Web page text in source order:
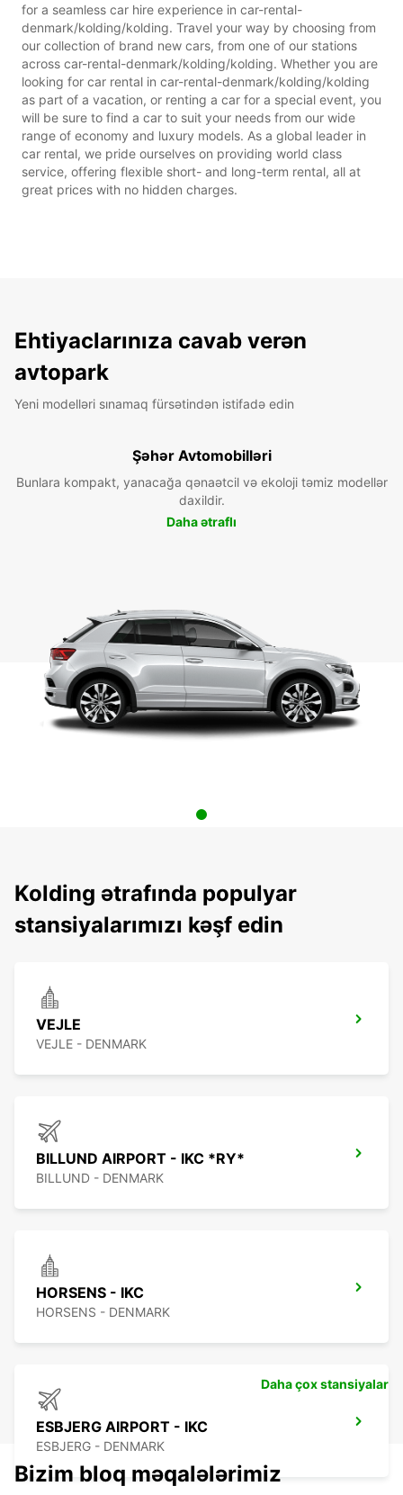
for a seamless car hire experience in car-rental-
denmark/kolding/kolding. Travel your way by choosing from
our collection of brand new cars, from one of our stations
across car-rental-denmark/kolding/kolding. Whether you are
looking for car rental in car-rental-denmark/kolding/kolding
as part of a vacation, or renting a car for a special event, you
will be sure to find a car to suit your needs from our wide
range of economy and luxury models. As a global leader in
car rental, we pride ourselves on providing world class
service, offering flexible short- and long-term rental, all at
great prices with no hidden charges.
Ehtiyaclarınıza cavab verən
avtopark
Yeni modelləri sınamaq fürsətindən istifadə edin
Şəhər Avtomobilləri
Bunlara kompakt, yanacağa qənaətcil və ekoloji təmiz modellər
daxildir.
Daha ətraflı
Kolding ətrafında populyar
stansiyalarımızı kəşf edin
VEJLE
VEJLE - DENMARK
BILLUND AIRPORT - IKC *RY*
BILLUND - DENMARK
HORSENS - IKC
HORSENS - DENMARK
ESBJERG AIRPORT - IKC
ESBJERG - DENMARK
Daha çox stansiyalar
Bizim bloq məqalələrimiz